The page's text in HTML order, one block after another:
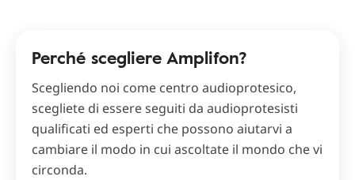
Perché scegliere Amplifon?
Scegliendo noi come centro audioprotesico,
scegliete di essere seguiti da audioprotesisti
qualificati ed esperti che possono aiutarvi a
cambiare il modo in cui ascoltate il mondo che vi
circonda.